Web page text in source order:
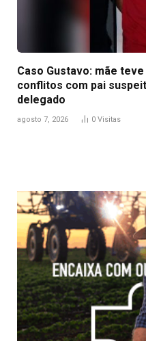
Caso Gustavo: mãe
conflitos com pai
delegado
agosto 7, 2026 0 Visitas